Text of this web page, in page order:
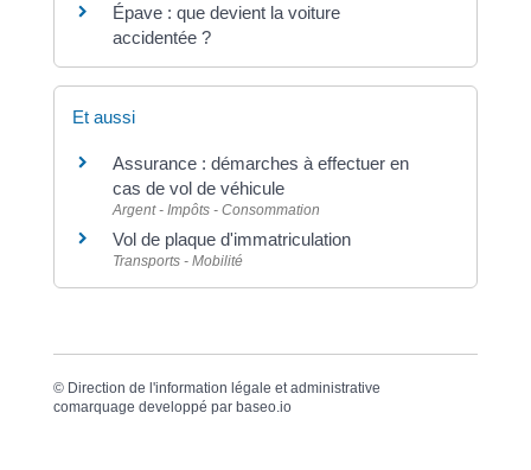
Épave : que devient la voiture
accidentée ?
Et aussi
Assurance : démarches à effectuer en
cas de vol de véhicule
Argent - Impôts - Consommation
Vol de plaque d'immatriculation
Transports - Mobilité
© Direction de l'information légale et administrative
comarquage developpé par baseo.io